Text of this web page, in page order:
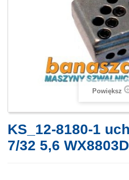
Powiększ
KS_12-8180-1
7/32 5,6 WX8803D